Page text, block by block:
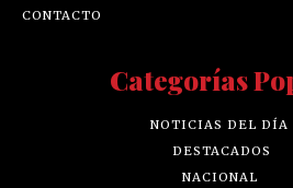
CONTACTO
Categorías
NOTICIAS DEL DÍA
DESTACADOS
NACIONAL